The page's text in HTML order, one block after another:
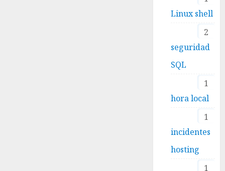
Linux shell
2
seguridad
SQL
1
hora local
1
incidentes
hosting
1